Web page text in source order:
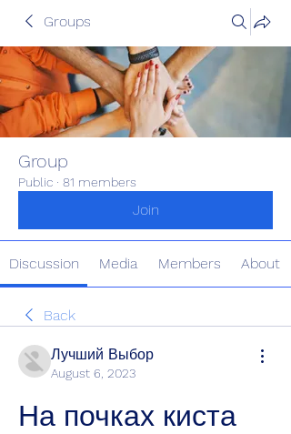
Groups
Group
Public · 81 members
Join
Discussion Media Members About
Back
Лучший Выбор
August 6, 2023
На почках киста